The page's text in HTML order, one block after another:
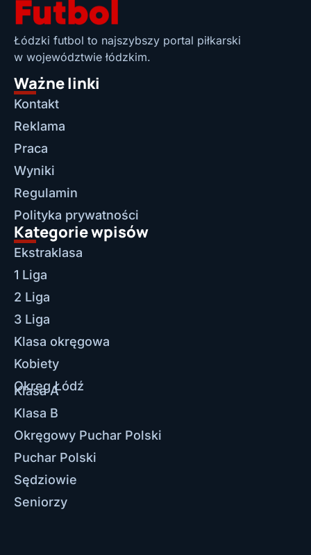
Łódzki futbol to najszybszy portal piłkarski
w województwie łódzkim.
Ważne linki
Kontakt
Reklama
Praca
Wyniki
Regulamin
Polityka prywatności
Kategorie wpisów
Ekstraklasa
1 Liga
2 Liga
3 Liga
Klasa okręgowa
Kobiety
Okręg Łódź
Klasa A
Klasa B
Okręgowy Puchar Polski
Puchar Polski
Sędziowie
Seniorzy